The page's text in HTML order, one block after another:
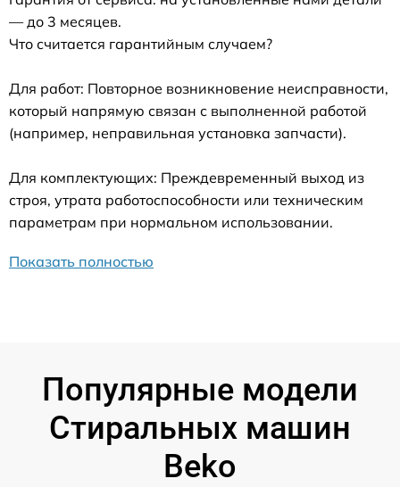
— до 3 месяцев.
Что считается гарантийным случаем?
Для работ: Повторное возникновение неисправности,
который напрямую связан с выполненной работой
(например, неправильная установка запчасти).
Для комплектующих: Преждевременный выход из
строя, утрата работоспособности или техническим
параметрам при нормальном использовании.
Показать полностью
Популярные модели
Стиральных машин
Beko